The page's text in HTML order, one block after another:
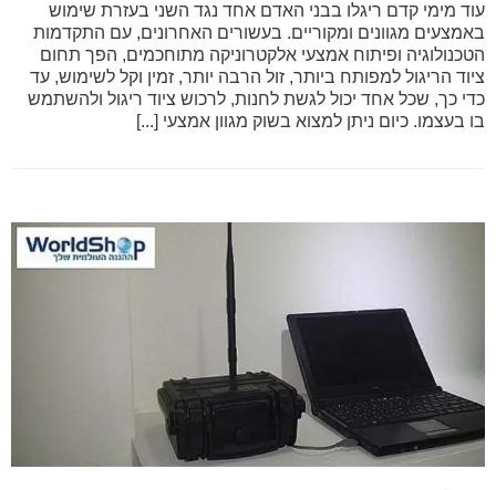
עוד מימי קדם ריגלו בבני האדם אחד נגד השני בעזרת שימוש
באמצעים מגוונים ומקוריים. בעשורים האחרונים, עם התקדמות
הטכנולוגיה ופיתוח אמצעי אלקטרוניקה מתוחכמים, הפך תחום
ציוד הריגול למפותח ביותר, זול הרבה יותר, זמין וקל לשימוש, עד
כדי כך, שכל אחד יכול לגשת לחנות, לרכוש ציוד ריגול ולהשתמש
בו בעצמו. כיום ניתן למצוא בשוק מגוון אמצעי [...]